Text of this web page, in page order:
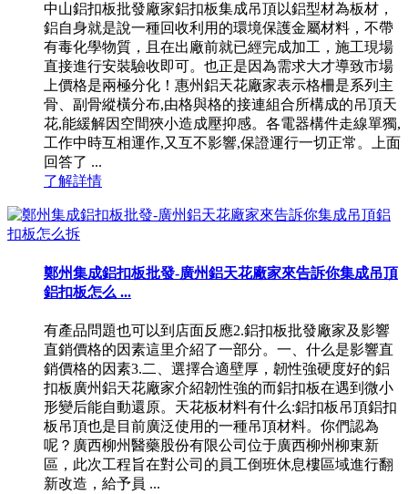
中山鋁扣板批發廠家鋁扣板集成吊頂以鋁型材為板材，
鋁自身就是說一種回收利用的環境保護金屬材料，不帶
有毒化學物質，且在出廠前就已經完成加工，施工現場
直接進行安裝驗收即可。也正是因為需求大才導致市場
上價格是兩極分化！惠州鋁天花廠家表示格柵是系列主
骨、副骨縱橫分布,由格與格的接連組合所構成的吊頂天
花,能緩解因空間狹小造成壓抑感。各電器構件走線單獨,
工作中時互相運作,又互不影響,保證運行一切正常。上面
回答了 ...
了解詳情
鄭州集成鋁扣板批發-廣州鋁天花廠家來告訴你集成吊頂
鋁扣板怎么 ...
有產品問題也可以到店面反應2.鋁扣板批發廠家及影響
直銷價格的因素這里介紹了一部分。一、什么是影響直
銷價格的因素3.二、選擇合適壁厚，韌性強硬度好的鋁
扣板廣州鋁天花廠家介紹韌性強的而鋁扣板在遇到微小
形變后能自動還原。天花板材料有什么:鋁扣板吊頂鋁扣
板吊頂也是目前廣泛使用的一種吊頂材料。你們認為
呢？廣西柳州醫藥股份有限公司位于廣西柳州柳東新
區，此次工程旨在對公司的員工倒班休息樓區域進行翻
新改造，給予員 ...